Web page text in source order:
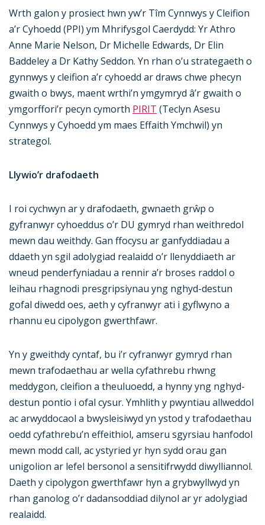
Wrth galon y prosiect hwn yw’r Tîm Cynnwys y Cleifion
a’r Cyhoedd (PPI) ym Mhrifysgol Caerdydd: Yr Athro
Anne Marie Nelson, Dr Michelle Edwards, Dr Elin
Baddeley a Dr Kathy Seddon. Yn rhan o’u strategaeth o
gynnwys y cleifion a’r cyhoedd ar draws chwe phecyn
gwaith o bwys, maent wrthi’n ymgymryd â’r gwaith o
ymgorffori’r pecyn cymorth PIRIT (Teclyn Asesu
Cynnwys y Cyhoedd ym maes Effaith Ymchwil) yn
strategol.
Llywio’r drafodaeth
I roi cychwyn ar y drafodaeth, gwnaeth grŵp o
gyfranwyr cyhoeddus o’r DU gymryd rhan weithredol
mewn dau weithdy. Gan ffocysu ar ganfyddiadau a
ddaeth yn sgil adolygiad realaidd o’r llenyddiaeth ar
wneud penderfyniadau a rennir a’r broses raddol o
leihau rhagnodi presgripsiynau yng nghyd-destun
gofal diwedd oes, aeth y cyfranwyr ati i gyflwyno a
rhannu eu cipolygon gwerthfawr.
Yn y gweithdy cyntaf, bu i’r cyfranwyr gymryd rhan
mewn trafodaethau ar wella cyfathrebu rhwng
meddygon, cleifion a theuluoedd, a hynny yng nghyd-
destun pontio i ofal cysur. Ymhlith y pwyntiau allweddol
ac arwyddocaol a bwysleisiwyd yn ystod y trafodaethau
oedd cyfathrebu’n effeithiol, amseru sgyrsiau hanfodol
mewn modd call, ac ystyried yr hyn sydd orau gan
unigolion ar lefel bersonol a sensitifrwydd diwylliannol.
Daeth y cipolygon gwerthfawr hyn a grybwyllwyd yn
rhan ganolog o’r dadansoddiad dilynol ar yr adolygiad
realaidd.